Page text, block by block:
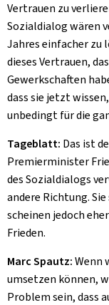
Vertrauen zu
Sozialdialog wären
Jahres einfacher zu
dieses Vertrauen,
Gewerkschaften
dass sie jetzt
unbedingt für die
Tageblatt: Das ist
Premierminister
des Sozialdialogs
andere Richtung.
scheinen jedoch
Frieden.
Marc Spautz:Wenn
umsetzen können,
Problem sein, dass